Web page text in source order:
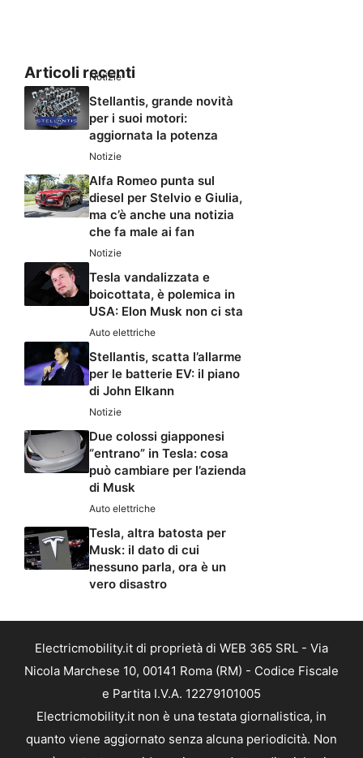
Articoli recenti
Notizie
Stellantis, grande novità
per i suoi motori:
aggiornata la potenza
Notizie
Alfa Romeo punta sul
diesel per Stelvio e Giulia,
ma c’è anche una notizia
che fa male ai fan
Notizie
Tesla vandalizzata e
boicottata, è polemica in
USA: Elon Musk non ci sta
Auto elettriche
Stellantis, scatta l’allarme
per le batterie EV: il piano
di John Elkann
Notizie
Due colossi giapponesi
“entrano” in Tesla: cosa
può cambiare per l’azienda
di Musk
Auto elettriche
Tesla, altra batosta per
Musk: il dato di cui
nessuno parla, ora è un
vero disastro
Electricmobility.it di proprietà di WEB 365 SRL - Via
Nicola Marchese 10, 00141 Roma (RM) - Codice Fiscale
e Partita I.V.A. 12279101005
Electricmobility.it non è una testata giornalistica, in
quanto viene aggiornato senza alcuna periodicità. Non